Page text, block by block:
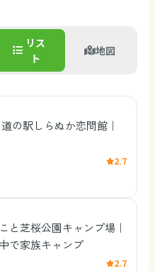
リス
ト
地図
の駅しらぬか恋問館｜
2.7
と芝桜公園キャンプ場｜
で家族キャンプ
2.7